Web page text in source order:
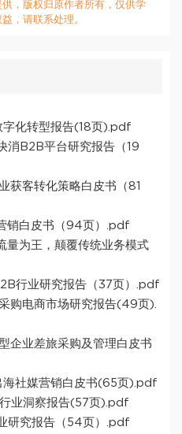
，版权归原作者所有，仅供学
，请联系处理。
化转型报告(18页).pdf
B2B平台研究报告（19
获客转化策略白皮书（81
销白皮书（94页）.pdf
量为王，颠覆传统业务模式
行业研究报告（37页）.pdf
购电商市场研究报告(49页).
企业差旅采购及管理白皮书
社媒营销白皮书(65页).pdf
业洞察报告(57页).pdf
研究报告（54页）.pdf